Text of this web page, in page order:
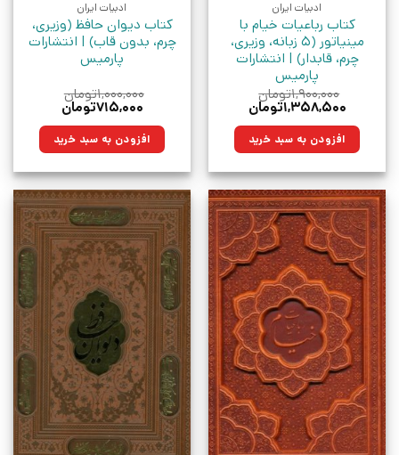
ادبیات ایران
کتاب رباعیات خیام با
مینیاتور (5 زبانه، وزیری،
چرم، قابدار) | انتشارات
پارمیس
۱,۹۰۰,۰۰۰تومان
قیمت
۱,۹۰۰,۰۰۰تومان
بود.
۱,۳۵۸,۵۰۰تومان
۱,۳۵۸,۵۰۰تومان. افزودن به سبد خرید
ادبیات ایران
کتاب دیوان حافظ (وزیری،
چرم، بدون قاب) | انتشارات
پارمیس
۱,۰۰۰,۰۰۰تومان
قیمت
۱,۰۰۰,۰۰۰تومان
بود.
۷۱۵,۰۰۰تومان
۷۱۵,۰۰۰تومان.افزودن به سبد خرید